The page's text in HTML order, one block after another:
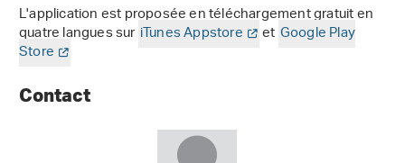
L'application est proposée en téléchargement gratuit en
quatre langues suriTunes Appstore etGoogle Play
Store
Contact